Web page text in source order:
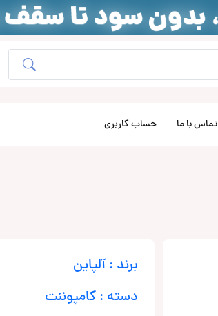
تماس با ما حساب کاربری
برند : آلپاین
دسته : کامپوننت